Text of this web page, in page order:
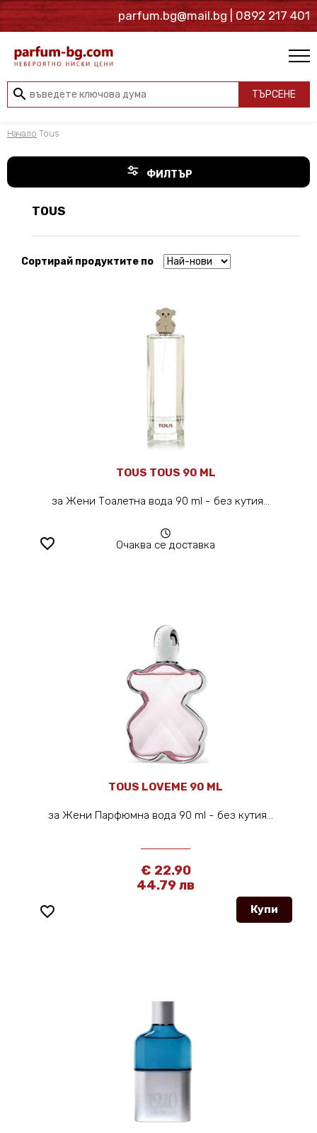
parfum.bg@mail.bg | 0892 217 401
search ТЪРСЕНЕ
Начало Tous
ФИЛТЪР
TOUS
Сортирай продуктите по
favorite_border
TOUS TOUS 90 ML
за Жени Тоалетна вода 90 ml - без кутия...
Очаква се доставка
favorite_border
TOUS LOVEME 90 ML
за Жени Парфюмна вода 90 ml - без кутия...
€ 22.90
44.79 лв
Купи